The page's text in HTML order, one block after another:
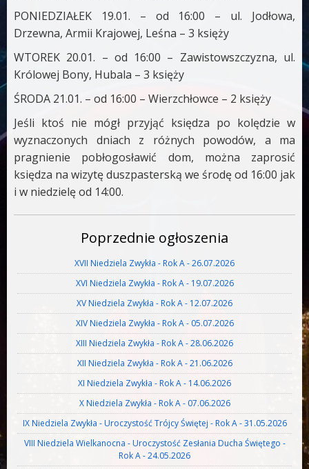
PONIEDZIAŁEK 19.01. – od 16:00 – ul. Jodłowa,
Drzewna, Armii Krajowej, Leśna – 3 księży
WTOREK 20.01. – od 16:00 – Zawistowszczyzna, ul.
Królowej Bony, Hubala – 3 księży
ŚRODA 21.01. – od 16:00 – Wierzchłowce – 2 księży
Jeśli ktoś nie mógł przyjąć księdza po kolędzie w
wyznaczonych dniach z różnych powodów, a ma
pragnienie pobłogosławić dom, można zaprosić
księdza na wizytę duszpasterską we środę od 16:00 jak
i w niedzielę od 14:00.
Poprzednie ogłoszenia
XVII Niedziela Zwykła - Rok A - 26.07.2026
XVI Niedziela Zwykła - Rok A - 19.07.2026
XV Niedziela Zwykła - Rok A - 12.07.2026
XIV Niedziela Zwykła - Rok A - 05.07.2026
XIII Niedziela Zwykła - Rok A - 28.06.2026
XII Niedziela Zwykła - Rok A - 21.06.2026
XI Niedziela Zwykła - Rok A - 14.06.2026
X Niedziela Zwykła - Rok A - 07.06.2026
IX Niedziela Zwykła - Uroczystość Trójcy Świętej - Rok A - 31.05.2026
VIII Niedziela Wielkanocna - Uroczystość Zesłania Ducha Świętego -
Rok A - 24.05.2026